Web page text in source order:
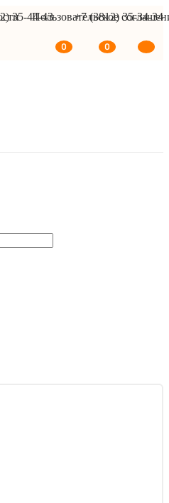
Пользовательское
35-44-43 +7 (3812) 35-34-34
0
0